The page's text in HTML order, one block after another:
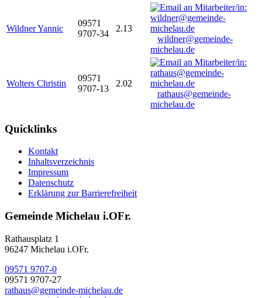
Wildner Yannic
09571
9707-34
2.13
wildner@gemeinde-
michelau.de
Wolters Christin
09571
9707-13
2.02
rathaus@gemeinde-
michelau.de
Quicklinks
Kontakt
Inhaltsverzeichnis
Impressum
Datenschutz
Erklärung zur Barrierefreiheit
Gemeinde Michelau i.OFr.
Rathausplatz 1
96247 Michelau i.OFr.
09571 9707-0
09571 9707-27
rathaus@gemeinde-michelau.de